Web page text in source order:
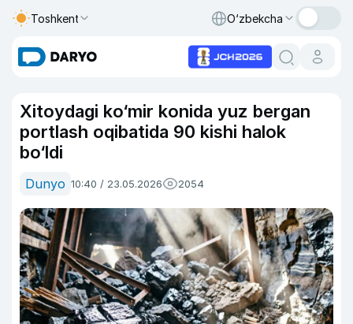
Toshkent O‘zbekcha
Xitoydagi ko‘mir konida yuz bergan
portlash oqibatida 90 kishi halok
bo‘ldi
Dunyo 10:40 / 23.05.2026 2054